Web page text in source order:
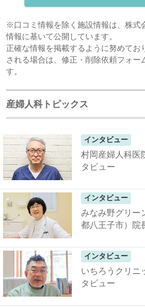
※口コミ情報を除く施設情報は、株式
情報に基いて公開しています。
正確な情報を掲載するように努めてお
される場合は、 修正・削除依頼フォー
す。
産婦人科トピックス
インタビュー
村岡産婦人科医
タビュー
インタビュー
みなみ野グリー
都八王子市）院
インタビュー
いちろうクリニ
タビュー